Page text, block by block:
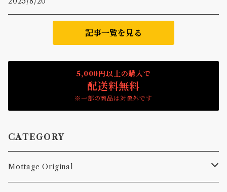
記事一覧を見る
5,000円以上の購入で
配送料無料
※一部の商品は対象外です
CATEGORY
Mottage Original